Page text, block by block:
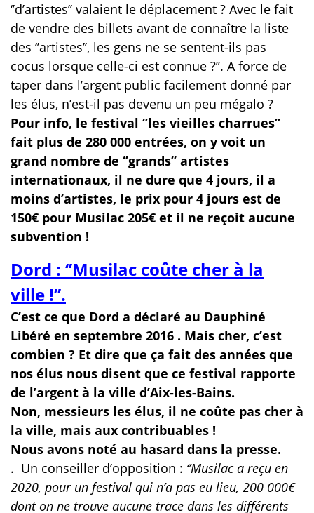
‘’d’artistes’’ valaient le déplacement ? Avec le fait
de vendre des billets avant de connaître la liste
des ‘’artistes’’, les gens ne se sentent-ils pas
cocus lorsque celle-ci est connue ?’’. A force de
taper dans l’argent public facilement donné par
les élus, n’est-il pas devenu un peu mégalo ?
Pour info, le festival ‘’les vieilles charrues’’
fait plus de 280 000 entrées, on y voit un
grand nombre de ‘’grands’’ artistes
internationaux, il ne dure que 4 jours, il a
moins d’artistes, le prix pour 4 jours est de
150€ pour Musilac 205€ et il ne reçoit aucune
subvention !
Dord : ‘’Musilac coûte cher à la
ville !’’.
C’est ce que Dord a déclaré au Dauphiné
Libéré en septembre 2016 . Mais cher, c’est
combien ? Et dire que ça fait des années que
nos élus nous disent que ce festival rapporte
de l’argent à la ville d’Aix-les-Bains.
Non, messieurs les élus, il ne coûte pas cher à
la ville, mais aux contribuables !
Nous avons noté au hasard dans la presse.
. Un conseiller d’opposition : ‘’Musilac a reçu en
2020, pour un festival qui n’a pas eu lieu, 200 000€
dont on ne trouve aucune trace dans les différents